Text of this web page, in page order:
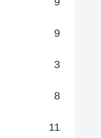
9
3
8
11